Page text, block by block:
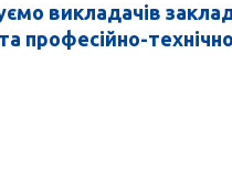
викладачів
професійно-